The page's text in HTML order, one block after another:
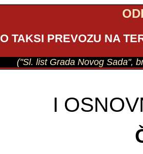
O TAKSI PREVOZU NA
("Sl. list Grada Novog Sada",
I